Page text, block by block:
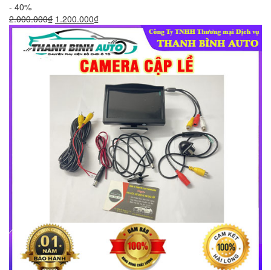
- 40%
2.000.000₫ Giá
gốc
là:
2.000.000₫.
1.200.000₫Giá
hiện
tại
là:
1.200.000₫.